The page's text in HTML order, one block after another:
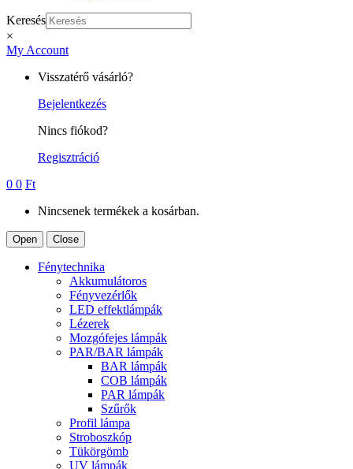
Keresés
×
My Account
Visszatérő vásárló?
Bejelentkezés
Nincs fiókod?
Regisztráció
0 0 Ft
Nincsenek termékek a kosárban.
Open Close
Fénytechnika
Akkumulátoros
Fényvezérlők
LED effektlámpák
Lézerek
Mozgófejes lámpák
PAR/BAR lámpák
BAR lámpák
COB lámpák
PAR lámpák
Szűrők
Profil lámpa
Stroboszkóp
Tükörgömb
UV lámpák